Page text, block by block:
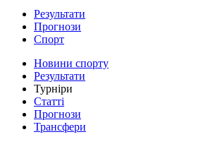
Результати
Прогнози
Спорт
Новини спорту
Результати
Турніри
Статті
Прогнози
Трансфери